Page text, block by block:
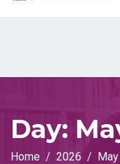
Day:
Home 2026 May